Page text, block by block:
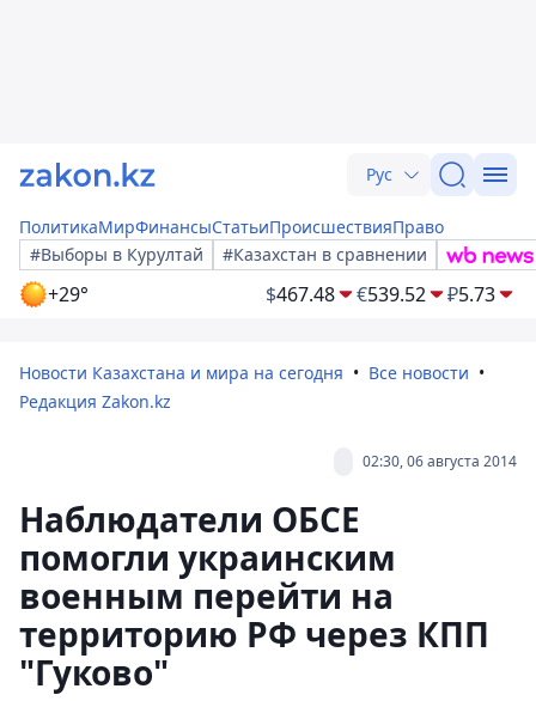
Рус
ПолитикаМирФинансыСтатьиПроисшествияПраво
#Выборы в Курултай
#Казахстан в сравнении
+29° $467.48 €539.52 ₽5.73
Новости Казахстана и мира на сегодня
Все новости
Редакция Zakon.kz
02:30, 06 августа 2014
Наблюдатели ОБСЕ
помогли украинским
военным перейти на
территорию РФ через КПП
"Гуково"